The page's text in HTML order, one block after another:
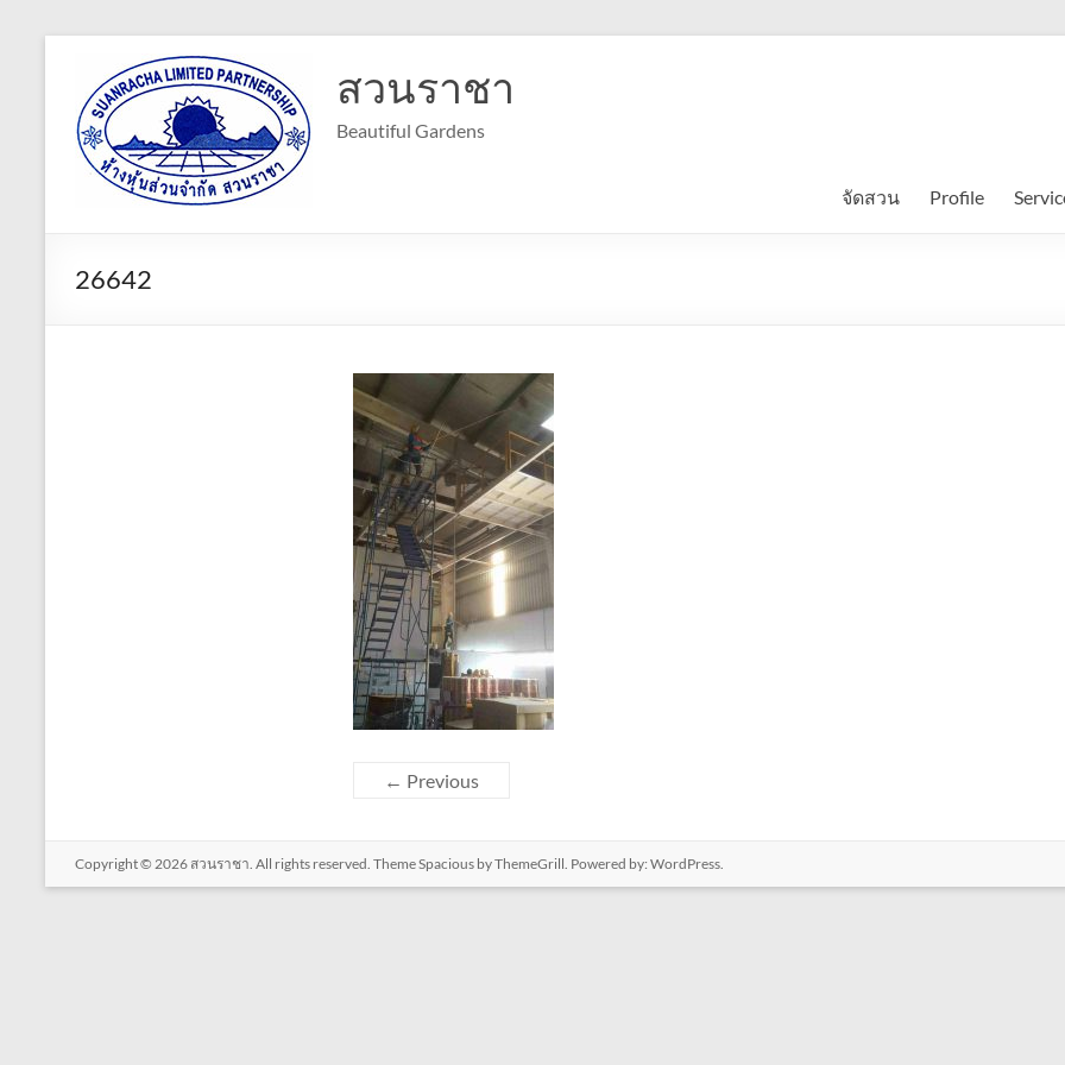
content
สวนราชา
Beautiful Gardens
จัดสวน Profile
26642
← Previous
Copyright © 2026 สวนราชา . All rights reserved. ThemeSpacious by ThemeGrill. Powered by: WordPress